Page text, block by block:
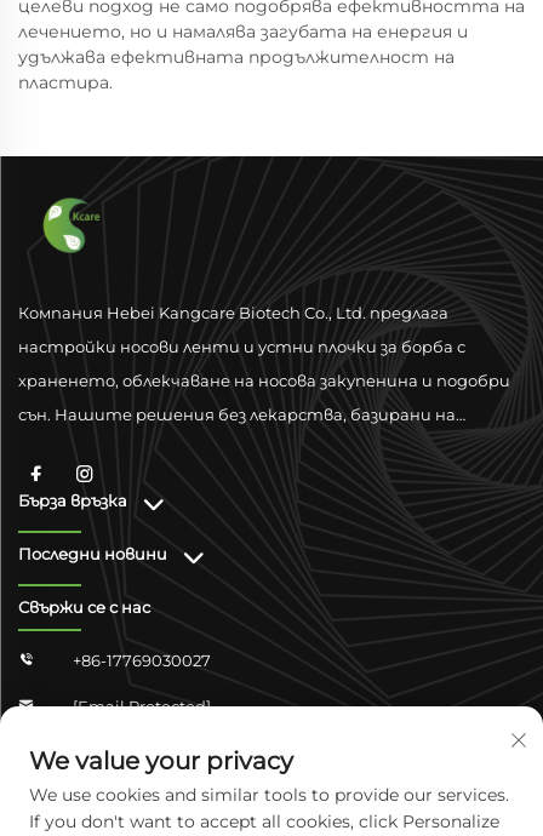
целеви подход не само подобрява ефективността на
лечението, но и намалява загубата на енергия и
удължава ефективната продължителност на
пластира.
Компания Hebei Kangcare Biotech Co., Ltd. предлага
настройки носови ленти и устни плочки за борба с
храненето, облекчаване на носова закупенина и подобри
сън. Нашите решения без лекарства, базирани на
дишането чрез материали от висок качествено ниво и
поддръжка за глобално съответствие.
Бърза връзка
Последни новини
Свържи се с нас
 +86-17769030027
 [email Protected]

Жупонг Шанжун 4-304, Район Юхуа, Шицзячжуанг,
Хейбей, Китай
We value your privacy
We use cookies and similar tools to provide our services.
If you don't want to accept all cookies, click Personalize